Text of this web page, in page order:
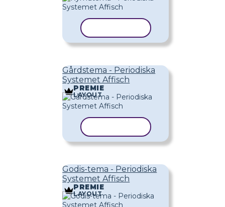
Gårdstema - Periodiska
Systemet Affisch
PREMIE
LAYOUT
Godis-tema - Periodiska
Systemet Affisch
PREMIE
LAYOUT